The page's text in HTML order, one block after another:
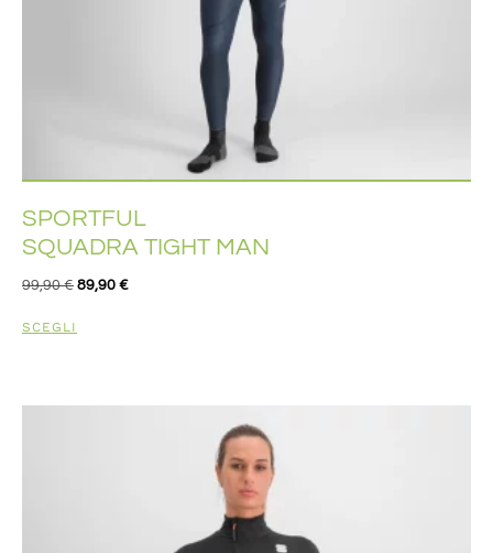
SPORTFUL
SQUADRA TIGHT MAN
99,90€ 89,90 €
SCEGLI